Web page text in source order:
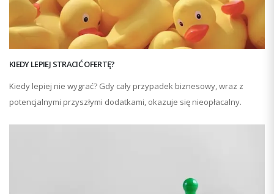
KIEDY LEPIEJ STRACIĆ OFERTĘ?
Kiedy lepiej nie wygrać? Gdy cały przypadek biznesowy, wraz z
potencjalnymi przyszłymi dodatkami, okazuje się nieopłacalny.